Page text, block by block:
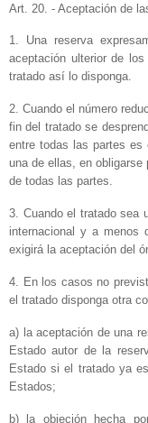
Art. 20. - Aceptación de
1. Una reserva
aceptación ulterior de
tratado así lo disponga.
2. Cuando el número
fin del tratado se
entre todas las partes es
una de ellas, en
de todas las partes.
3. Cuando el tratado sea
internacional y a menos
exigirá la aceptación del
4. En los casos no
el tratado disponga otra
a) la aceptación de una
Estado autor de la
Estado si el tratado ya
Estados;
b) la objeción hecha